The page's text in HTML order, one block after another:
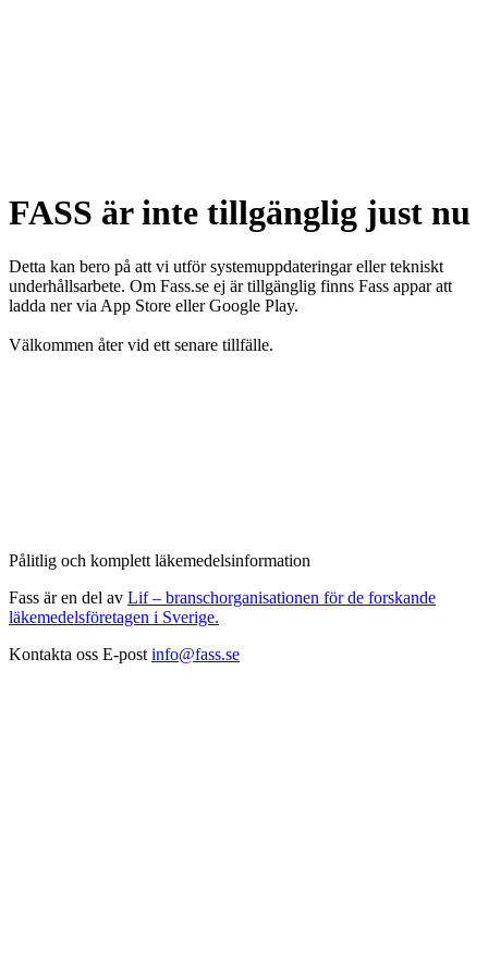
FASS är inte tillgänglig just nu
Detta kan bero på att vi utför systemuppdateringar eller tekniskt
underhållsarbete. Om Fass.se ej är tillgänglig finns Fass appar att
ladda ner via App Store eller Google Play.
Välkommen åter vid ett senare tillfälle.
Pålitlig och komplett läkemedelsinformation
Fass är en del av Lif – branschorganisationen för de forskande
läkemedelsföretagen i Sverige.
Kontakta oss E-post info@fass.se